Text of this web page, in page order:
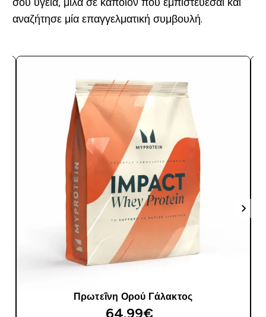
αναζήτησε μία επαγγελματική συμβουλή.
Πρωτεΐνη Ορού Γάλακτος
64.99€‎